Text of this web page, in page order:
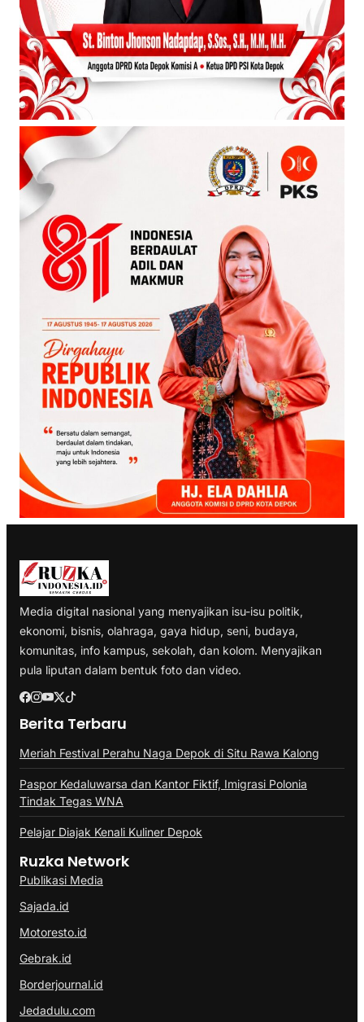
Media digital nasional yang menyajikan isu-isu politik,
ekonomi, bisnis, olahraga, gaya hidup, seni, budaya,
komunitas, info kampus, sekolah, dan kolom. Menyajikan
pula liputan dalam bentuk foto dan video.
Berita Terbaru
Meriah Festival Perahu Naga Depok di Situ Rawa Kalong
Paspor Kedaluwarsa dan Kantor Fiktif, Imigrasi Polonia
Tindak Tegas WNA
Pelajar Diajak Kenali Kuliner Depok
Ruzka Network
Publikasi Media
Sajada.id
Motoresto.id
Gebrak.id
Borderjournal.id
Jedadulu.com